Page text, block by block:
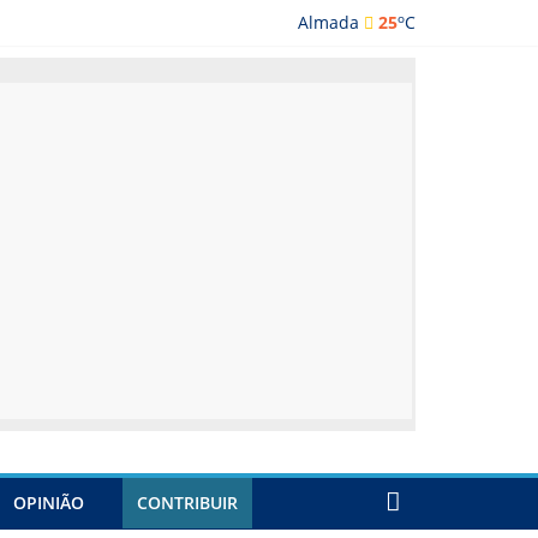
Almada 25oC
OPINIÃO CONTRIBUIR